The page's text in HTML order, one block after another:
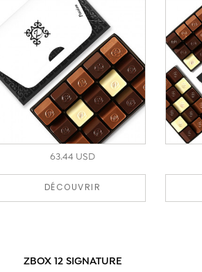
63.44 USD
DÉCOUVRIR
ZBOX 12 SIGNATURE